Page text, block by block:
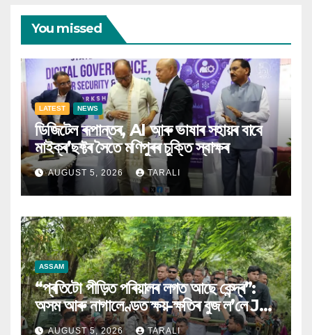
You missed
LATEST NEWS
ডিজিটেল ৰূপান্তৰ, AI আৰু ভাষাৰ সহায়ৰ বাবে
মাইক্ৰ’ছফ্টৰ সৈতে মণিপুৰৰ চুক্তি স্বাক্ষৰ
AUGUST 5, 2026 TARALI
ASSAM
“প্ৰতিটো পীড়িত পৰিয়ালৰ লগত আছে কেন্দ্ৰ”:
অসম আৰু নাগালেণ্ডত ক্ষয়-ক্ষতিৰ বুজ ল’লে JP
Nadda
AUGUST 5, 2026 TARALI